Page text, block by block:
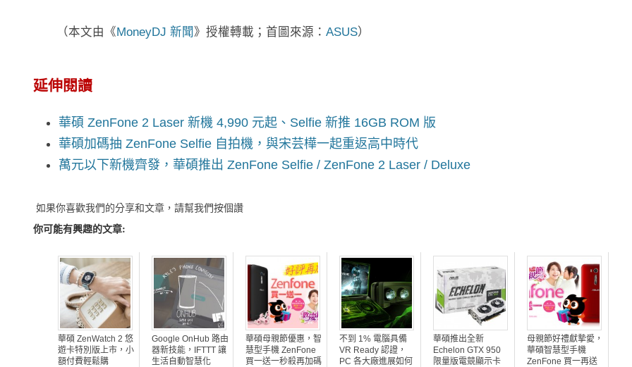
（本文由《MoneyDJ 新聞 》授權轉載；首圖來源： ASUS）
延伸閱讀
華碩 ZenFone 2 Laser 新機 4,990 元起、Selfie 新推 16GB ROM 版
華碩加碼抽 ZenFone Selfie 自拍機，與宋芸樺一起重返高中時代
萬元以下新機齊發，華碩推出 ZenFone Selfie / ZenFone 2 Laser / Deluxe
如果你喜歡我們的分享和文章，請幫我們按個讚
你可能有興趣的文章:
華碩 ZenWatch 2 悠
遊卡特別版上市，小
額付費輕鬆購
Google OnHub 路由
器新技能，IFTTT 讓
生活自動智慧化
華碩母親節優惠，智
慧型手機 ZenFone
買一送一秒殺再加碼
不到 1% 電腦具備
VR Ready 認證，
PC 各大廠進展如何
華碩推出全新
Echelon GTX 950
限量版電競顯示卡
母親節好禮獻摯愛，
華碩智慧型手機
ZenFone 買一再送